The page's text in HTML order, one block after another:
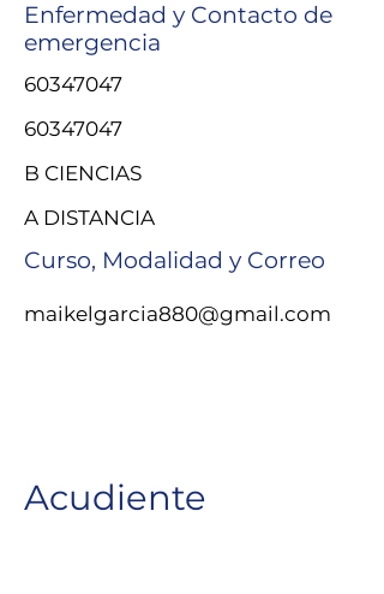
Enfermedad y Contacto de
emergencia
60347047
60347047
B CIENCIAS
A DISTANCIA
Curso, Modalidad y Correo
maikelgarcia880@gmail.com
Acudiente